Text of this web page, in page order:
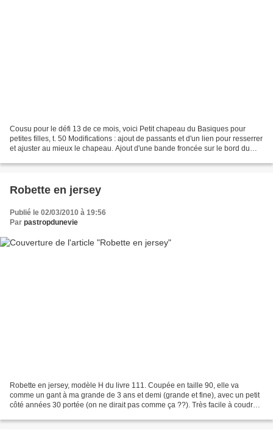
Cousu pour le défi 13 de ce mois, voici Petit chapeau du Basiques pour
petites filles, t. 50 Modifications : ajout de passants et d'un lien pour resserrer
et ajuster au mieux le chapeau. Ajout d'une bande froncée sur le bord du
Robette en jersey
Publié le 02/03/2010 à 19:56
Par pastropdunevie
Robette en jersey, modèle H du livre 111. Coupée en taille 90, elle va
comme un gant à ma grande de 3 ans et demi (grande et fine), avec un petit
côté années 30 portée (on ne dirait pas comme ça ??). Très facile à coudre,